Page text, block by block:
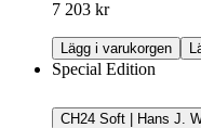
7 203 kr
Lägg i varukorgen
Special Edition
CH24 Soft | Hans J.